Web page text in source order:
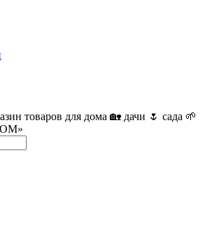
товаров для дома 🏡 дачи 🌷 сада 🌱